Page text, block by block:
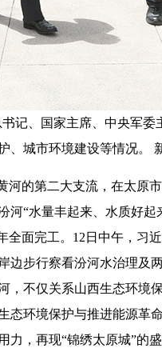
记、国家主席、中央军
、城市环境建设等情况。
河的第二大支流，在太原
河“水量丰起来、水质好
全面完工。12日中午，
边步行察看汾河水治理及
，不仅关系山西生态环境
态环境保护与推进能源革
力，再现“锦绣太原城”的